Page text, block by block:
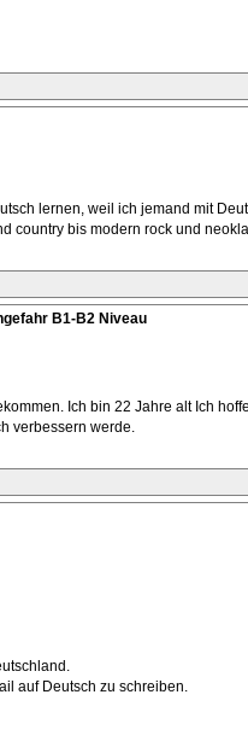
lernen, weil ich jemand mit
country bis modern rock und
B1-B2 Niveau
Ich bin 22 Jahre alt Ich
verbessern werde.
auf Deutsch zu schreiben.